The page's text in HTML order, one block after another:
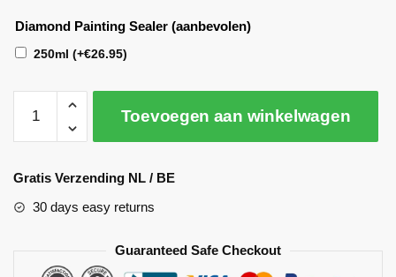
Diamond Painting Sealer (aanbevolen)
250ml (+€26.95)
Toevoegen aan winkelwagen
l
e
Gratis Verzending NL / BE
30 days easy returns
Guaranteed Safe Checkout